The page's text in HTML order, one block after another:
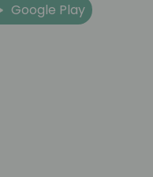
Google Play